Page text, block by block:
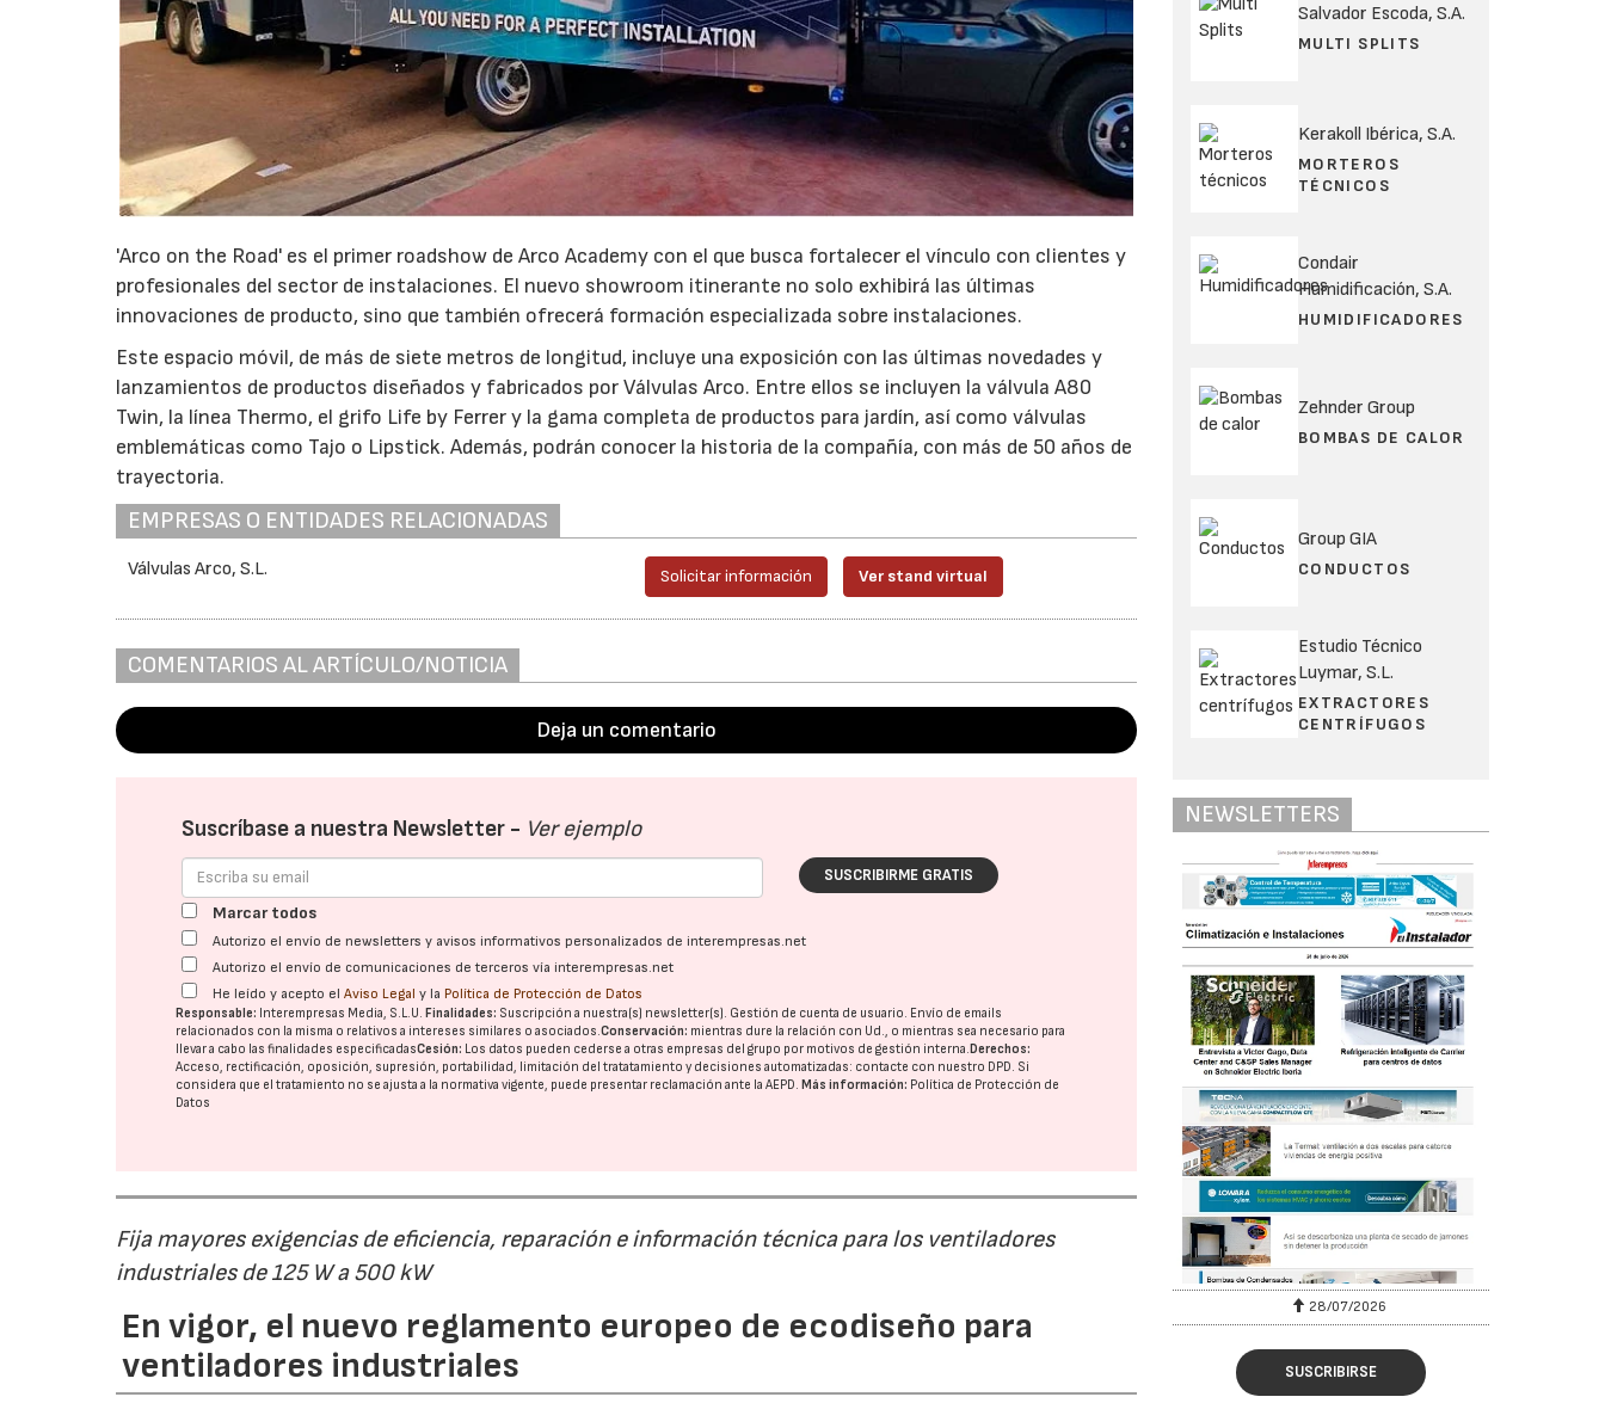
'Arco on the Road' es el primer roadshow de Arco Academy con el que busca fortalecer el vínculo con clientes y
profesionales del sector de instalaciones. El nuevo showroom itinerante no solo exhibirá las últimas
innovaciones de producto, sino que también ofrecerá formación especializada sobre instalaciones.
Este espacio móvil, de más de siete metros de longitud, incluye una exposición con las últimas novedades y
lanzamientos de productos diseñados y fabricados por Válvulas Arco. Entre ellos se incluyen la válvula A80
Twin, la línea Thermo, el grifo Life by Ferrer y la gama completa de productos para jardín, así como válvulas
emblemáticas como Tajo o Lipstick. Además, podrán conocer la historia de la compañía, con más de 50 años de
trayectoria.
EMPRESAS O ENTIDADES RELACIONADAS
Válvulas Arco, S.L. Solicitar información Ver stand virtual
COMENTARIOS AL ARTÍCULO/NOTICIA
Deja un comentario
Suscríbase a nuestra Newsletter - Ver ejemplo
SUSCRIBIRME GRATIS
Marcar todos
Autorizo el envío de newsletters y avisos informativos personalizados de interempresas.net
Autorizo el envío de comunicaciones de terceros vía interempresas.net
He leído y acepto elAviso Legal y la Política de Protección de Datos
Responsable: Interempresas Media, S.L.U.Finalidades: Suscripción a nuestra(s) newsletter(s). Gestión de cuenta de usuario. Envío de emails
relacionados con la misma o relativos a intereses similares o asociados.Conservación: mientras dure la relación con Ud., o mientras sea necesario para
llevar a cabo las finalidades especificadasCesión: Los datos pueden cederse a otras empresas del grupo por motivos de gestión interna.Derechos:
Acceso, rectificación, oposición, supresión, portabilidad, limitación del tratatamiento y decisiones automatizadas: contacte con nuestro DPD. Si
considera que el tratamiento no se ajusta a la normativa vigente, puede presentar reclamación ante laAEPD.Más información: Política de Protección de
Datos
Fija mayores exigencias de eficiencia, reparación e información técnica para los ventiladores
industriales de 125 W a 500 kW
En vigor, el nuevo reglamento europeo de ecodiseño para
ventiladores industriales
Salvador Escoda, S.A.
MULTI SPLITS
Kerakoll Ibérica, S.A.
MORTEROS
TÉCNICOS
Condair
Humidificación, S.A.
HUMIDIFICADORES
Zehnder Group
BOMBAS DE CALOR
Group GIA
CONDUCTOS
Estudio Técnico
Luymar, S.L.
EXTRACTORES
CENTRÍFUGOS
NEWSLETTERS
28/07/2026
SUSCRIBIRSE